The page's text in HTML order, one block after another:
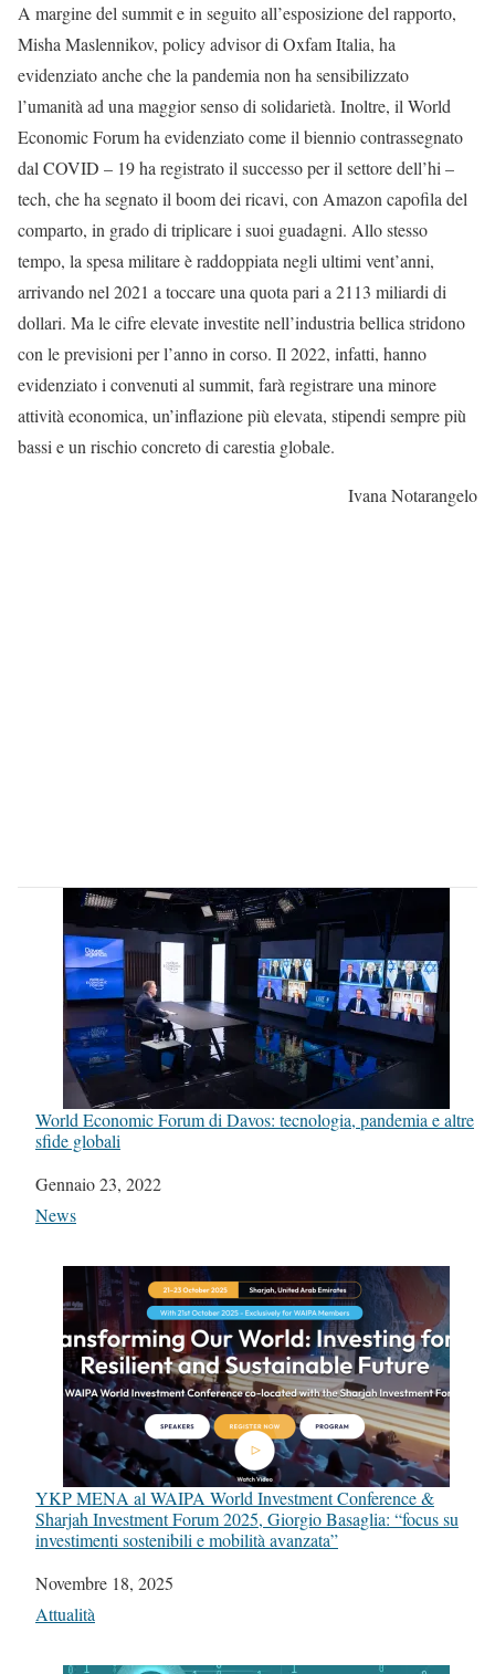
A margine del summit e in seguito all’esposizione del rapporto,
Misha Maslennikov, policy advisor di Oxfam Italia, ha
evidenziato anche che la pandemia non ha sensibilizzato
l’umanità ad una maggior senso di solidarietà. Inoltre, il World
Economic Forum ha evidenziato come il biennio contrassegnato
dal COVID – 19 ha registrato il successo per il settore dell’hi –
tech, che ha segnato il boom dei ricavi, con Amazon capofila del
comparto, in grado di triplicare i suoi guadagni. Allo stesso
tempo, la spesa militare è raddoppiata negli ultimi vent’anni,
arrivando nel 2021 a toccare una quota pari a 2113 miliardi di
dollari. Ma le cifre elevate investite nell’industria bellica stridono
con le previsioni per l’anno in corso. Il 2022, infatti, hanno
evidenziato i convenuti al summit, farà registrare una minore
attività economica, un’inflazione più elevata, stipendi sempre più
bassi e un rischio concreto di carestia globale.
Ivana Notarangelo
World Economic Forum di Davos: tecnologia, pandemia e altre
sfide globali
Data
Gennaio 23, 2022
In relazione a
News
YKP MENA al WAIPA World Investment Conference &
Sharjah Investment Forum 2025, Giorgio Basaglia: “focus su
investimenti sostenibili e mobilità avanzata”
Data
Novembre 18, 2025
In relazione a
Attualità